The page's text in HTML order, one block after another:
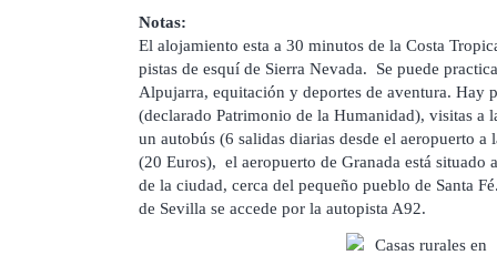
Notas:
El alojamiento esta a 30 minutos de la Costa
pistas de esquí de Sierra Nevada. Se puede
Alpujarra, equitación y deportes de aventura. Hay
(declarado Patrimonio de la Humanidad), visitas a
un autobús (6 salidas diarias desde el aeropuerto
(20 Euros), el aeropuerto de Granada está situado
de la ciudad, cerca del pequeño pueblo de Santa
de Sevilla se accede por la autopista A92.